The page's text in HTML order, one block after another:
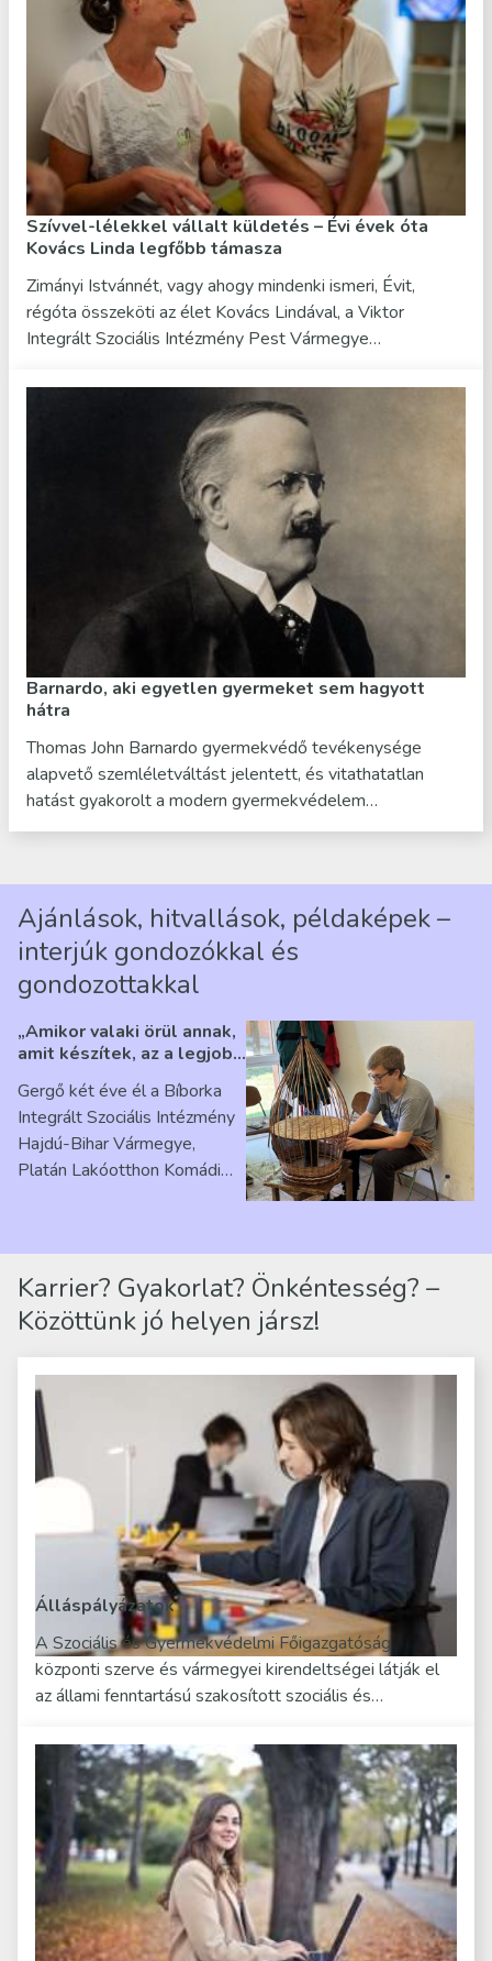
Szívvel-lélekkel vállalt küldetés – Évi évek óta
Kovács Linda legfőbb támasza
Zimányi Istvánnét, vagy ahogy mindenki ismeri, Évit,
régóta összeköti az élet Kovács Lindával, a Viktor
Integrált Szociális Intézmény Pest Vármegye…
Barnardo, aki egyetlen gyermeket sem hagyott
hátra
Thomas John Barnardo gyermekvédő tevékenysége
alapvető szemléletváltást jelentett, és vitathatatlan
hatást gyakorolt a modern gyermekvédelem…
Ajánlások, hitvallások, példaképek –
interjúk gondozókkal és
gondozottakkal
„Amikor valaki örül annak,
amit készítek, az a legjobb
Ribárszky Gergő ellátottal
Gergő két éve él a Bíborka
Integrált Szociális Intézmény
Hajdú-Bihar Vármegye,
Platán Lakóotthon Komádi
Karrier? Gyakorlat? Önkéntesség? –
Közöttünk jó helyen jársz!
Álláspályázatok
A Szociális és Gyermekvédelmi Főigazgatóság
központi szerve és vármegyei kirendeltségei látják el
az állami fenntartású szakosított szociális és…